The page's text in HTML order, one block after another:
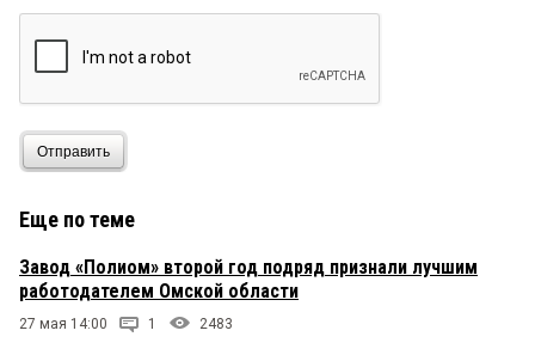
Отправить
Еще по теме
Завод «Полиом» второй год подряд признали лучшим
работодателем Омской области
27 мая 14:00 1 2483